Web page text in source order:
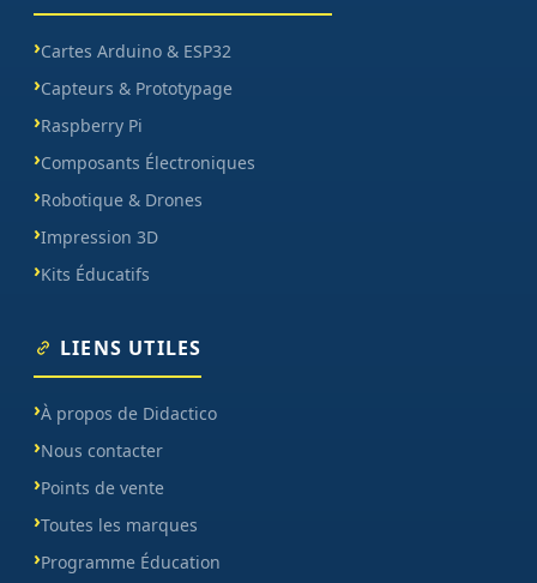
Cartes Arduino & ESP32
Capteurs & Prototypage
Raspberry Pi
Composants Électroniques
Robotique & Drones
Impression 3D
Kits Éducatifs
LIENS UTILES
À propos de Didactico
Nous contacter
Points de vente
Toutes les marques
Programme Éducation